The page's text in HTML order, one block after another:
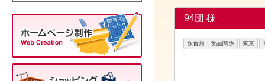
94団 様
飲食店・食品関係 東京